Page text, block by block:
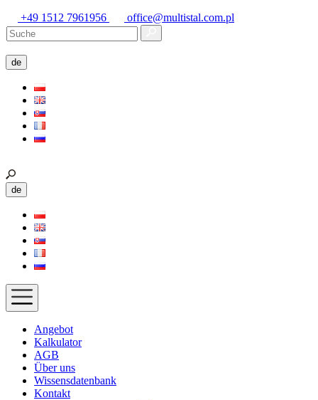
+49 1512 7961956 office@multistal.com.pl
de
de
Angebot
Kalkulator
AGB
Über uns
Wissensdatenbank
Kontakt